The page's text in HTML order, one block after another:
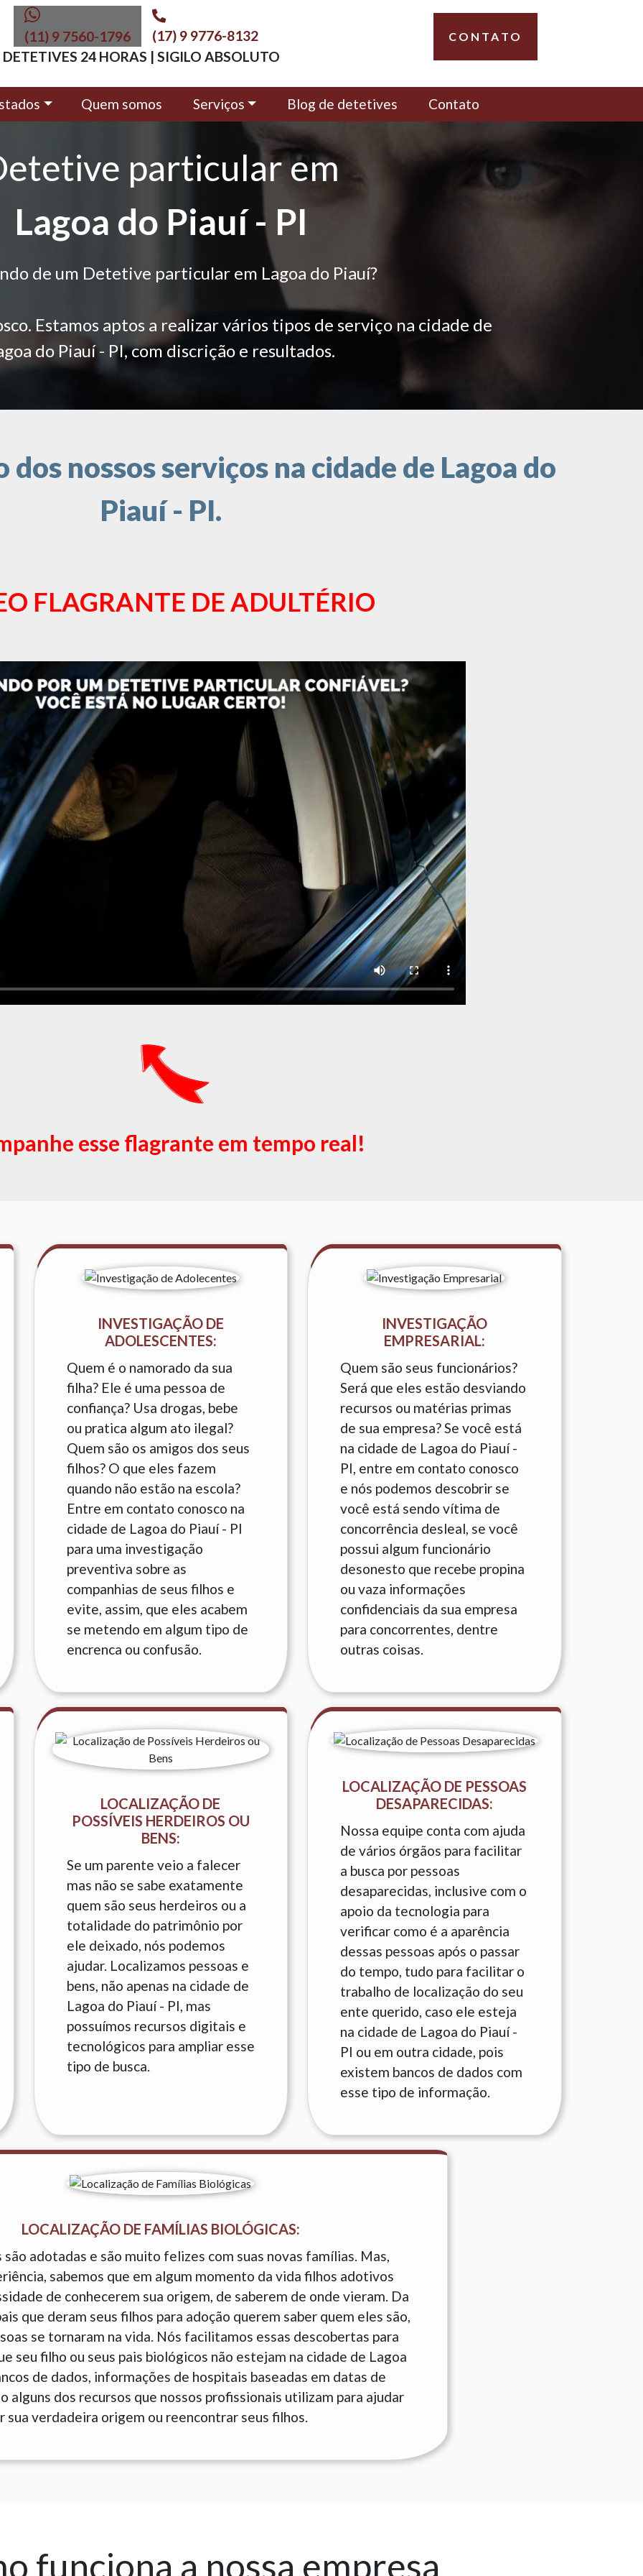
(11) 9 7560-1796
(17) 9 9776-8132
DETETIVES 24 HORAS | SIGILO ABSOLUTO
CONTATO
Quem somos Serviços Blog de detetives Contato
particular em
Lagoa do Piauí - PI
de um Detetive particular em Lagoa do Piauí?
Estamos aptos a realizar vários tipos de serviço na cidade de
do Piauí - PI, com discrição e resultados.
dos nossos serviços na cidade de Lagoa do
Piauí - PI.
FLAGRANTE DE ADULTÉRIO
esse flagrante em tempo real!
INVESTIGAÇÃO DE
ADOLESCENTES:
Quem é o namorado da sua
filha? Ele é uma pessoa de
confiança? Usa drogas, bebe
ou pratica algum ato ilegal?
Quem são os amigos dos seus
filhos? O que eles fazem
quando não estão na escola?
Entre em contato conosco na
cidade de Lagoa do Piauí - PI
para uma investigação
preventiva sobre as
companhias de seus filhos e
evite, assim, que eles acabem
se metendo em algum tipo de
encrenca ou confusão.
INVESTIGAÇÃO
EMPRESARIAL:
Quem são seus funcionários?
Será que eles estão desviando
recursos ou matérias primas
de sua empresa? Se você está
na cidade de Lagoa do Piauí -
PI, entre em contato conosco
e nós podemos descobrir se
você está sendo vítima de
concorrência desleal, se você
possui algum funcionário
desonesto que recebe propina
ou vaza informações
confidenciais da sua empresa
para concorrentes, dentre
outras coisas.
LOCALIZAÇÃO DE
POSSÍVEIS HERDEIROS OU
BENS:
Se um parente veio a falecer
mas não se sabe exatamente
quem são seus herdeiros ou a
totalidade do patrimônio por
ele deixado, nós podemos
ajudar. Localizamos pessoas e
bens, não apenas na cidade de
Lagoa do Piauí - PI, mas
possuímos recursos digitais e
tecnológicos para ampliar esse
tipo de busca.
LOCALIZAÇÃO DE PESSOAS
DESAPARECIDAS:
Nossa equipe conta com ajuda
de vários órgãos para facilitar
a busca por pessoas
desaparecidas, inclusive com o
apoio da tecnologia para
verificar como é a aparência
dessas pessoas após o passar
do tempo, tudo para facilitar o
trabalho de localização do seu
ente querido, caso ele esteja
na cidade de Lagoa do Piauí -
PI ou em outra cidade, pois
existem bancos de dados com
esse tipo de informação.
LOCALIZAÇÃO DE FAMÍLIAS BIOLÓGICAS:
adotadas e são muito felizes com suas novas famílias. Mas,
sabemos que em algum momento da vida filhos adotivos
de conhecerem sua origem, de saberem de onde vieram. Da
que deram seus filhos para adoção querem saber quem eles são,
se tornaram na vida. Nós facilitamos essas descobertas para
seu filho ou seus pais biológicos não estejam na cidade de Lagoa
de dados, informações de hospitais baseadas em datas de
alguns dos recursos que nossos profissionais utilizam para ajudar
sua verdadeira origem ou reencontrar seus filhos.
funciona a nossa empresa